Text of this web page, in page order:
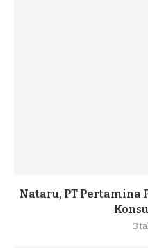
Nataru, PT Pertamina
3